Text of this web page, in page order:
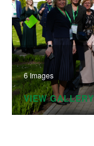
6 Images
VIEW GALLERY